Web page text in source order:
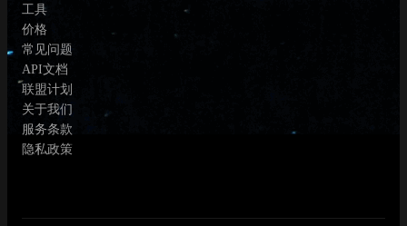
工具
价格
常见问题
API文档
联盟计划
关于我们
服务条款
隐私政策